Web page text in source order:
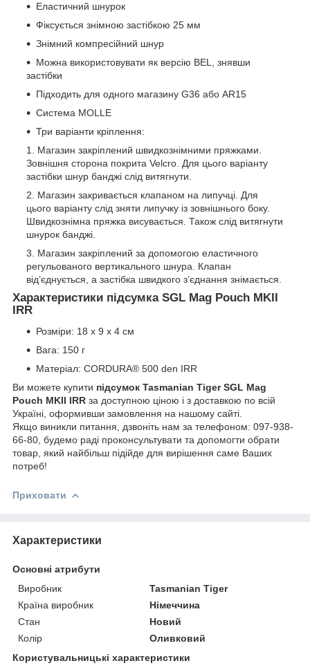
Еластичний шнурок
Фіксується знімною застібкою 25 мм
Знімний компресійний шнур
Можна використовувати як версію BEL, знявши
застібки
Підходить для одного магазину G36 або AR15
Система MOLLE
Три варіанти кріплення:
Магазин закріплений швидкознімними пряжками.
Зовнішня сторона покрита Velcro. Для цього варіанту
застібки шнур банджі слід витягнути.
Магазин закривається клапаном на липучці. Для
цього варіанту слід зняти липучку із зовнішнього боку.
Швидкознімна пряжка висувається. Також слід витягнути
шнурок банджі.
Магазин закріплений за допомогою еластичного
регульованого вертикального шнура. Клапан
від’єднується, а застібка швидкого з’єднання знімається.
Характеристики підсумка SGL Mag Pouch MKII
IRR
Розміри: 18 х 9 х 4 см
Вага: 150 г
Матеріал: CORDURA® 500 den IRR
Ви можете купити підсумок Tasmanian Tiger SGL Mag
Pouch MKII IRR за доступною ціною і з доставкою по всій
Україні, оформивши замовлення на нашому сайті.
Якщо виникли питання, дзвоніть нам за телефоном: 097-938-
66-80, будемо раді проконсультувати та допомогти обрати
товар, який найбільш підійде для вирішення саме Ваших
потреб!
Приховати
Характеристики
Основні атрибути
Виробник
Tasmanian Tiger
Країна виробник
Німеччина
Стан
Новий
Колір
Оливковий
Користувальницькі характеристики